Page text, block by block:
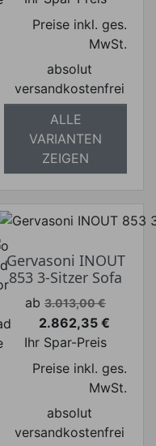
Preise inkl. ges.
MwSt.
absolut
versandkostenfrei
ALLE
VARIANTEN
ZEIGEN
Gervasoni INOUT
853 3-Sitzer Sofa
Verkaufspreis
ab 3.013,00 €
Preis
2.862,35 €
Ihr Spar-Preis
Preise inkl. ges.
MwSt.
absolut
versandkostenfrei